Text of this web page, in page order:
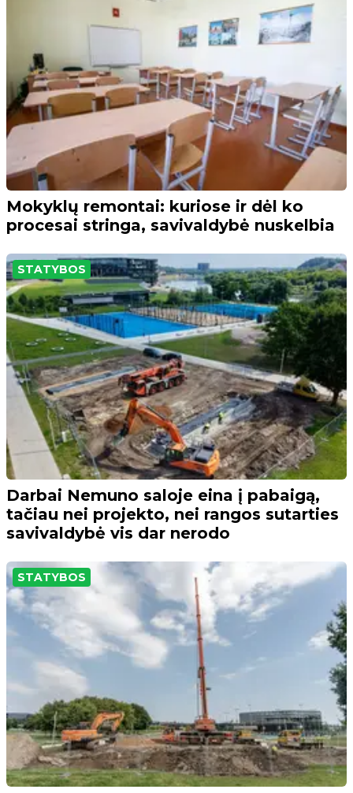
Mokyklų remontai: kuriose ir dėl ko
procesai stringa, savivaldybė nuskelbia
STATYBOS
Darbai Nemuno saloje eina į pabaigą,
tačiau nei projekto, nei rangos sutarties
savivaldybė vis dar nerodo
STATYBOS